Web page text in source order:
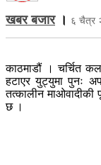
खबर बजार। ६ चैत्र
काठमाडौं । चर्चित
हटाएर युट्युमा पुनः
तत्कालीन माओवादीकी
छ ।